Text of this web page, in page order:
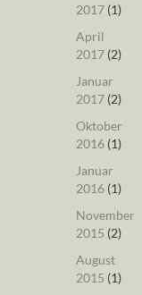
2017(1)
April
2017(2)
Januar
2017(2)
Oktober
2016(1)
Januar
2016(1)
November
2015 (2)
August
2015 (1)